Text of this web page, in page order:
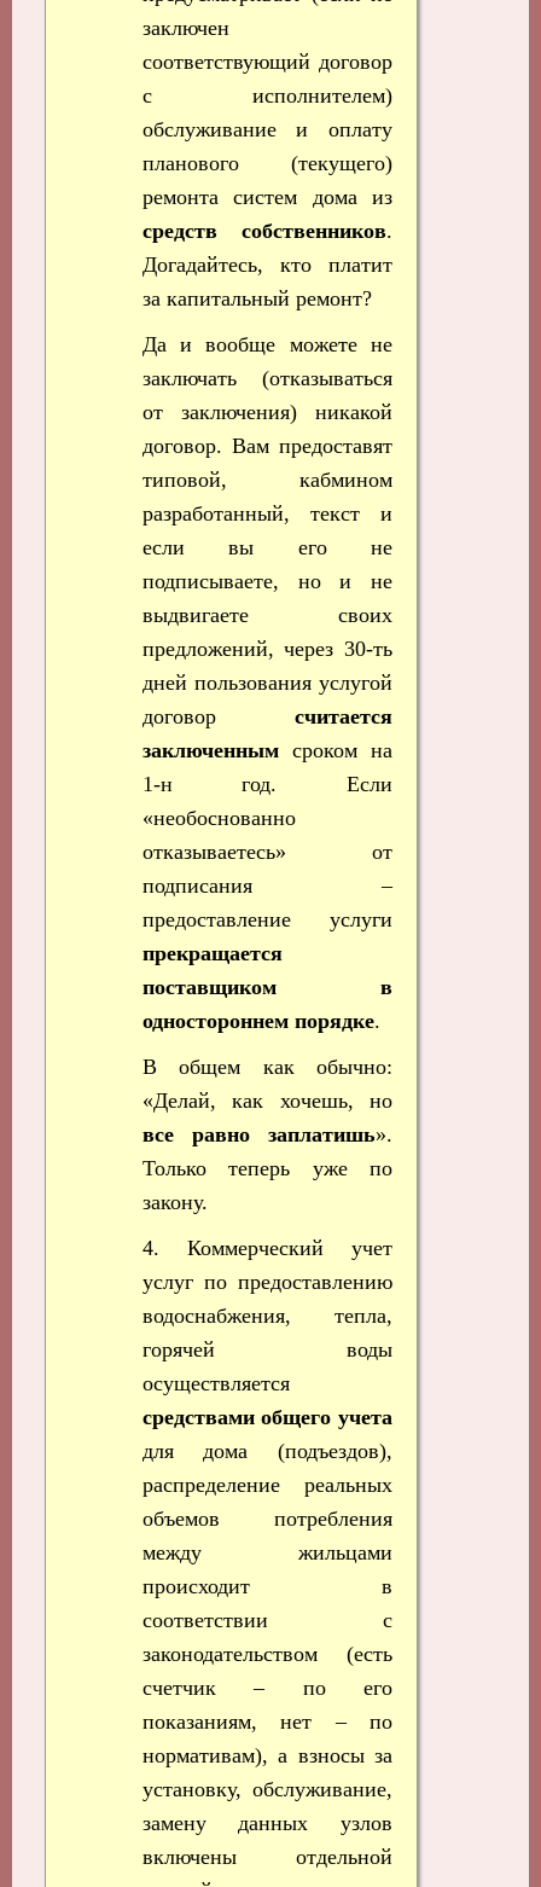
заключен
соответствующий договор
с исполнителем)
обслуживание и оплату
планового (текущего)
ремонта систем дома из
средств собственников.
Догадайтесь, кто платит
за капитальный ремонт?
Да и вообще можете не
заключать (отказываться
от заключения) никакой
договор. Вам предоставят
типовой, кабмином
разработанный, текст и
если вы его не
подписываете, но и не
выдвигаете своих
предложений, через 30-ть
дней пользования услугой
договор считается
заключенным сроком на
1-н год. Если
«необоснованно
отказываетесь» от
подписания –
предоставление услуги
прекращается
поставщиком в
одностороннем порядке.
В общем как обычно:
«Делай, как хочешь, но
все равно заплатишь».
Только теперь уже по
закону.
4. Коммерческий учет
услуг по предоставлению
водоснабжения, тепла,
горячей воды
осуществляется
средствами общего учета
для дома (подъездов),
распределение реальных
объемов потребления
между жильцами
происходит в
соответствии с
законодательством (есть
счетчик – по его
показаниям, нет – по
нормативам), а взносы за
установку, обслуживание,
замену данных узлов
включены отдельной